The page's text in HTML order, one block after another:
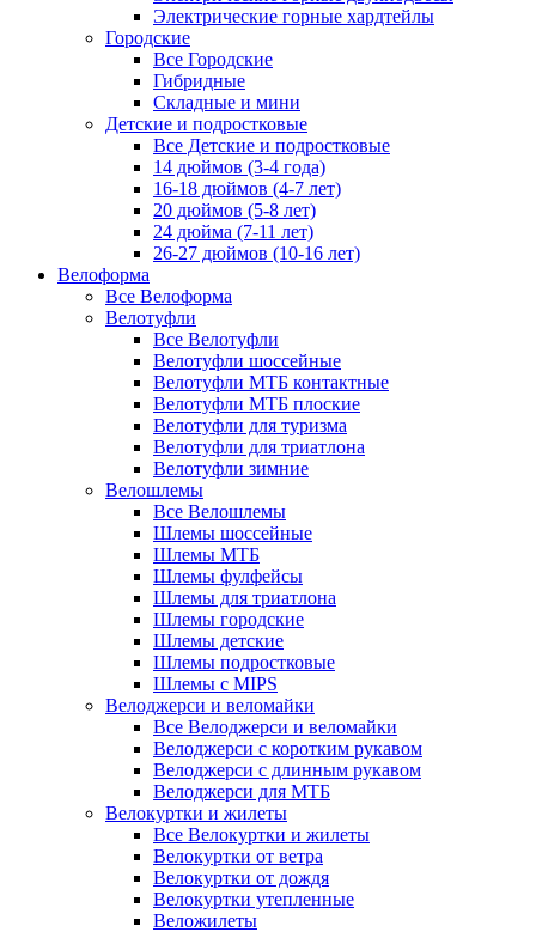
Электрические горные хардтейлы
Городские
Все Городские
Гибридные
Складные и мини
Детские и подростковые
Все Детские и подростковые
14 дюймов (3-4 года)
16-18 дюймов (4-7 лет)
20 дюймов (5-8 лет)
24 дюйма (7-11 лет)
26-27 дюймов (10-16 лет)
Велоформа
Все Велоформа
Велотуфли
Все Велотуфли
Велотуфли шоссейные
Велотуфли МТБ контактные
Велотуфли МТБ плоские
Велотуфли для туризма
Велотуфли для триатлона
Велотуфли зимние
Велошлемы
Все Велошлемы
Шлемы шоссейные
Шлемы МТБ
Шлемы фулфейсы
Шлемы для триатлона
Шлемы городские
Шлемы детские
Шлемы подростковые
Шлемы с MIPS
Велоджерси и веломайки
Все Велоджерси и веломайки
Велоджерси с коротким рукавом
Велоджерси с длинным рукавом
Велоджерси для МТБ
Велокуртки и жилеты
Все Велокуртки и жилеты
Велокуртки от ветра
Велокуртки от дождя
Велокуртки утепленные
Веложилеты